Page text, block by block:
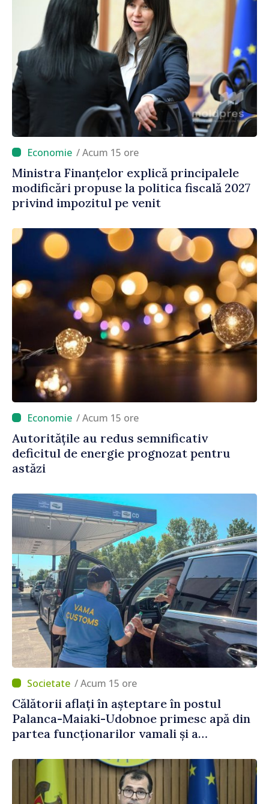
/ Acum 15 ore
Ministra Finanțelor explică principalele
modificări propuse la politica fiscală 2027
privind impozitul pe venit
/ Acum 15 ore
Autoritățile au redus semnificativ
deficitul de energie prognozat pentru
astăzi
/ Acum 15 ore
Călătorii aflați în așteptare în postul
Palanca-Maiaki-Udobnoe primesc apă din
partea funcționarilor vamali și a